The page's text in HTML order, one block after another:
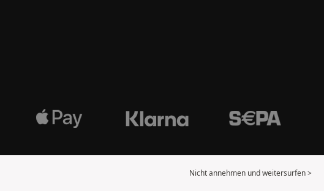
Nicht annehmen und weitersurfen >